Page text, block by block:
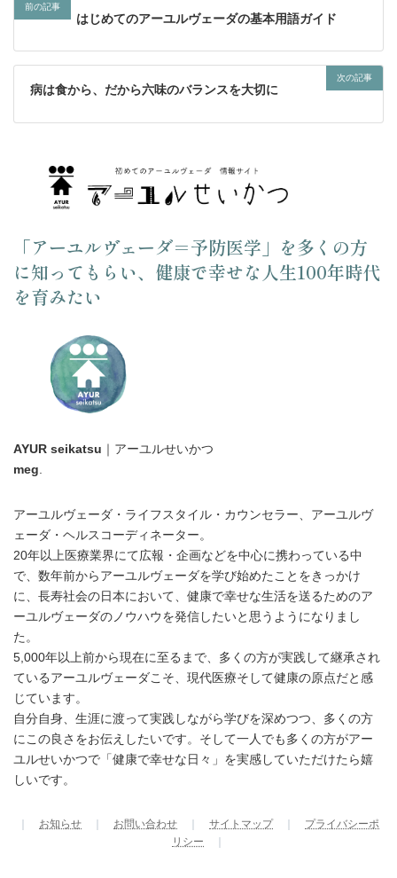
前の記事
はじめてのアーユルヴェーダの基本用語ガイド
次の記事
病は食から、だから六味のバランスを大切に
「アーユルヴェーダ＝予防医学」を多くの方
に知ってもらい、健康で幸せな人生100年時代
を育みたい
AYUR seikatsu ｜アーユルせいかつ
meg
アーユルヴェーダ・ライフスタイル・カウンセラー、アーユルヴ
ェーダ・ヘルスコーディネーター。
20年以上医療業界にて広報・企画などを中心に携わっている中
で、数年前からアーユルヴェーダを学び始めたことをきっかけ
に、長寿社会の日本において、健康で幸せな生活を送るためのア
ーユルヴェーダのノウハウを発信したいと思うようになりまし
た。
5,000年以上前から現在に至るまで、多くの方が実践して継承され
ているアーユルヴェーダこそ、現代医療そして健康の原点だと感
じています。
自分自身、生涯に渡って実践しながら学びを深めつつ、多くの方
にこの良さをお伝えしたいです。そして一人でも多くの方がアー
ユルせいかつで「健康で幸せな日々」を実感していただけたら嬉
しいです。
｜ お知らせ ｜ お問い合わせ ｜ サイトマップ｜ プライバシーポ
リシー ｜